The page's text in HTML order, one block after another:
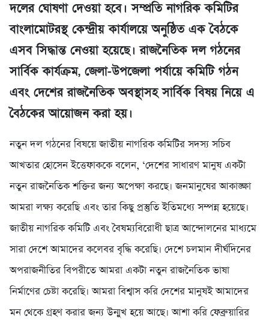
দলের ঘোষণা দেওয়া হবে। সম্প্রতি নাগরিক কমিটির
বাংলামোটরস্থ কেন্দ্রীয় কার্যালয়ে অনুষ্ঠিত এক বৈঠকে
এসব সিদ্ধান্ত নেওয়া হয়েছে। রাজনৈতিক দল গঠনের
সার্বিক কার্যক্রম, জেলা-উপজেলা পর্যায়ে কমিটি গঠন
এবং দেশের রাজনৈতিক অবস্থাসহ সার্বিক বিষয় নিয়ে এ
বৈঠকের আয়োজন করা হয়।
নতুন দল গঠনের বিষয়ে জাতীয় নাগরিক কমিটির সদস্য সচিব
আখতার হোসেন ইত্তেফাককে বলেন, ‘দেশের সাধারণ মানুষ একটা
নতুন রাজনৈতিক শক্তির জন্য অপেক্ষা করছে। জনমানুষের আকাঙ্ক্ষা
আমরা লক্ষ্য করেছি এবং তার কিছু প্রস্তুতি ইতিমধ্যে সম্পন্ন হয়েছে।
জাতীয় নাগরিক কমিটি এবং বৈষম্যবিরোধী ছাত্র আন্দোলনের মাধ্যমে
সারা দেশে আমাদের কলেবর বৃদ্ধি করেছি। দেশে চলমান দীর্ঘদিনের
অপরাজনীতির বিপরীতে আমরা একটা নতুন রাজনৈতিক ভাষা
নির্মাণের চেষ্টা করেছি। আমরা বিশ্বাস করি দেশের মানুষই আমাদের
মন থেকে গ্রহণ করার জন্য উন্মুখ হয়ে আছে। আশা করি ফেব্রুয়ারির